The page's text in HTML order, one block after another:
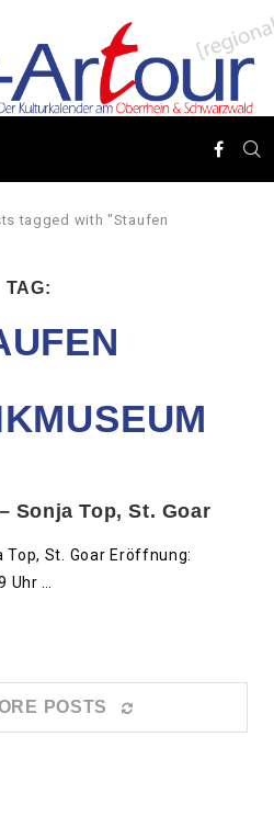
tagged with "Staufen
TAG:
Sonja Top, St. Goar
Top, St. Goar Eröffnung:
Uhr …
POSTS